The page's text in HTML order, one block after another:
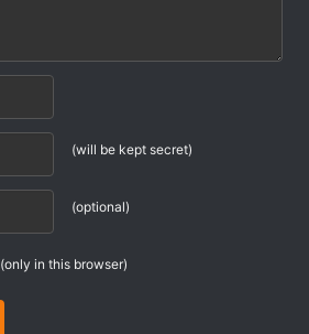
(will be kept secret)
(optional)
(only in this browser)